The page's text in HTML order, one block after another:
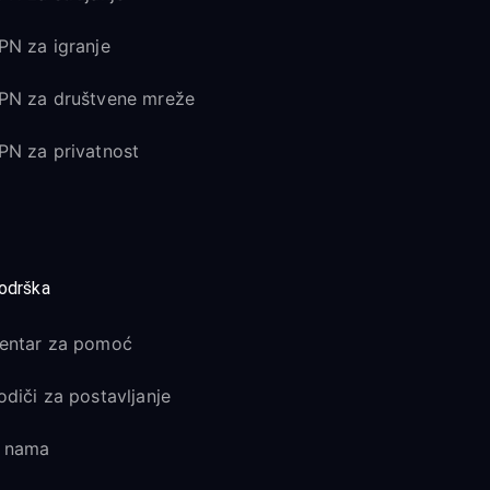
za igranje
za društvene mreže
za privatnost
za pomoć
za postavljanje
nama